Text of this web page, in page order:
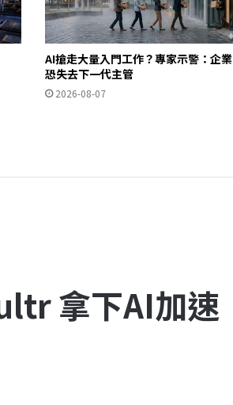
AI搶走大量入門工作？專家示警：企業
恐失去下一代主管
2026-08-07